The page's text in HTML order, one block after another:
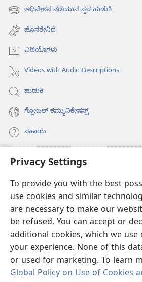
Privacy Settings
To provide you with the best
use cookies and similar
are necessary to make our
be refused. You can accept or
additional cookies, which we
your experience. None of this
or used for marketing. To learn
Global Policy on Use of Cookies
new
window)
ಅಧಿವೇಶನ ನಡೆಯುವ ಸ್ಥಳ ಹುಡುಕಿ
(opens
new
window)
ಹೊಸತೇನಿದೆ
ವಿಡಿಯೊಗಳು
Videos with Audio Descriptions
ಹುಡುಕಿ
ಗ್ಲೋಬಲ್‌ ಕಮ್ಯುನಿಕೇಷನ್ಸ್‌
ಸಹಾಯ
ಕಾಣಿಕೆಗಳು
(opens
window)ವಾಚ್‌ಟವರ್‌ ಆನ್‌ಲೈನ್‌ ಲೈಬ್ರರಿ
(opens
new
window)
®
(opens
new
JW ಲೈಬ್ರರಿಆ್ಯಪ್‌